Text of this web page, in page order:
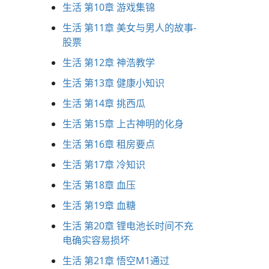
生活 第10章 游戏集锦
生活 第11章 美女与男人的故事-
股票
生活 第12章 神浩教学
生活 第13章 健康小知识
生活 第14章 挑西瓜
生活 第15章 上古神明的化身
生活 第16章 租房要点
生活 第17章 冷知识
生活 第18章 血压
生活 第19章 血糖
生活 第20章 锂电池长时间不充
电确实容易损坏
生活 第21章 悟空M1通过